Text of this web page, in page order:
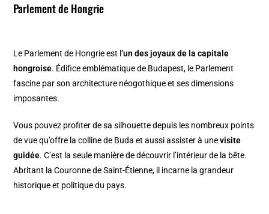
Parlement de Hongrie
Le Parlement de Hongrie est l’un des joyaux de la capitale
hongroise. Édifice emblématique de Budapest, le Parlement
fascine par son architecture néogothique et ses dimensions
imposantes.
Vous pouvez profiter de sa silhouette depuis les nombreux points
de vue qu’offre la colline de Buda et aussi assister à unevisite
guidée. C’est la seule manière de découvrir l’intérieur de la bête.
Abritant la Couronne de Saint-Étienne, il incarne la grandeur
historique et politique du pays.